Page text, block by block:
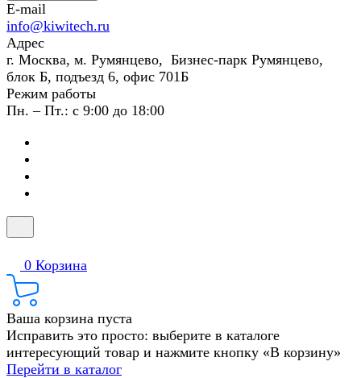
E-mail
info@kiwitech.ru
Адрес
г. Москва, м. Румянцево, Бизнес-парк Румянцево,
блок Б, подъезд 6, офис 701Б
Режим работы
Пн. – Пт.: с 9:00 до 18:00
0 Корзина
Ваша корзина пуста
Исправить это просто: выберите в каталоге
интересующий товар и нажмите кнопку «В корзину»
Перейти в каталог